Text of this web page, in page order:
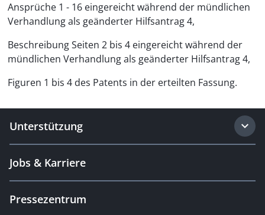
Ansprüche 1 - 16 eingereicht während der mündlichen
Verhandlung als geänderter Hilfsantrag 4,
Beschreibung Seiten 2 bis 4 eingereicht während der
mündlichen Verhandlung als geänderter Hilfsantrag 4,
Figuren 1 bis 4 des Patents in der erteilten Fassung.
Unterstützung
Jobs & Karriere
Pressezentrum